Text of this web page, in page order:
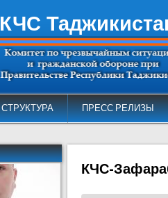
КЧС
СТРУКТУРА ПРЕСС РЕЛИЗЫ
КЧС-